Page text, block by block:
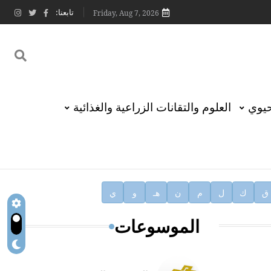
Friday, Aug 7, 2026 تابعنا:
العلوم والتقانات الزراعية والغذائية
ق ك ل م ن هـ و ي
الموسوعات